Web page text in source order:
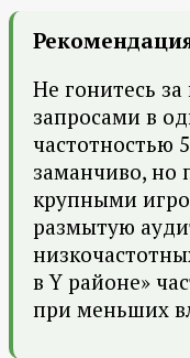
Не гонитесь
запросами в
частотностью
заманчиво, но
крупными
размытую
в Y районе»
при меньших